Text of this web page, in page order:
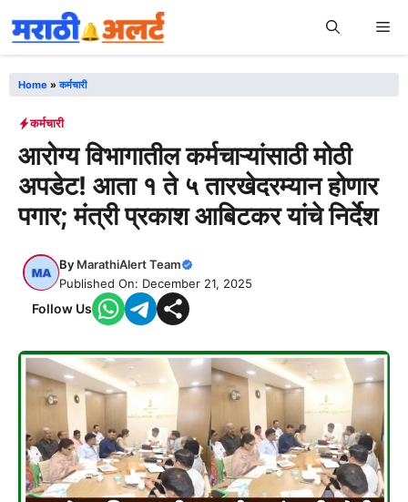
to
content
Home »कर्मचारी
कर्मचारी
आरोग्य विभागातील कर्मचाऱ्यांसाठी मोठी
अपडेट! आता १ ते ५ तारखेदरम्यान होणार
पगार; मंत्री प्रकाश आबिटकर यांचे निर्देश
By MarathiAlert Team
Published On: December 21, 2025
Follow Us